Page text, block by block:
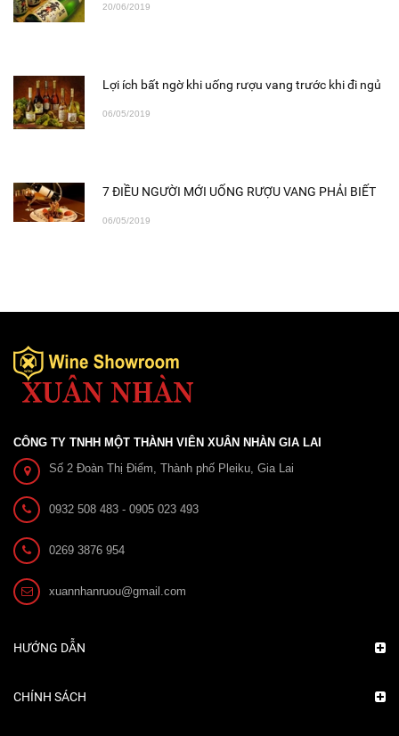
20/06/2019
Lợi ích bất ngờ khi uống rượu vang trước khi đi ngủ
06/05/2019
7 ĐIỀU NGƯỜI MỚI UỐNG RƯỢU VANG PHẢI BIẾT
06/05/2019
CÔNG TY TNHH MỘT THÀNH VIÊN XUÂN NHÀN GIA LAI
Số 2 Đoàn Thị Điểm, Thành phố Pleiku, Gia Lai
0932 508 483 - 0905 023 493
0269 3876 954
xuannhanruou@gmail.com
HƯỚNG DẪN
CHÍNH SÁCH